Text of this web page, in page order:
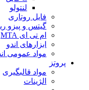
لنتولو
فایل روتاری
گیتس و پیزو
ام تی ای MTA
ابزارهای اندو
مواد عمومی
پروتز
مواد قالبگیری
الژینات